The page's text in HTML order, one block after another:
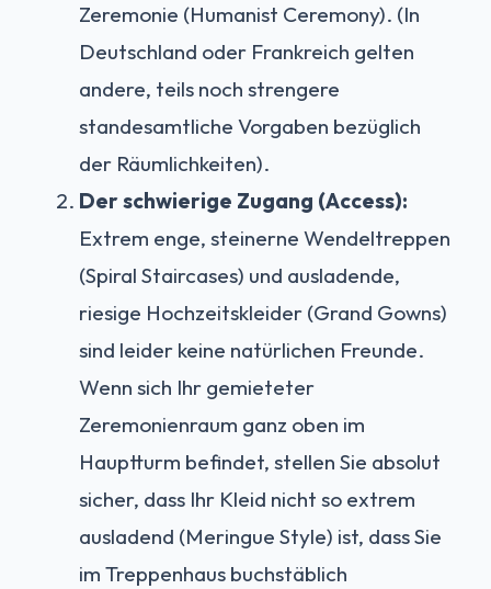
Zeremonie (Humanist Ceremony). (In
Deutschland oder Frankreich gelten
andere, teils noch strengere
standesamtliche Vorgaben bezüglich
der Räumlichkeiten).
Der schwierige Zugang (Access):
Extrem enge, steinerne Wendeltreppen
(Spiral Staircases) und ausladende,
riesige Hochzeitskleider (Grand Gowns)
sind leider keine natürlichen Freunde.
Wenn sich Ihr gemieteter
Zeremonienraum ganz oben im
Hauptturm befindet, stellen Sie absolut
sicher, dass Ihr Kleid nicht so extrem
ausladend (Meringue Style) ist, dass Sie
im Treppenhaus buchstäblich